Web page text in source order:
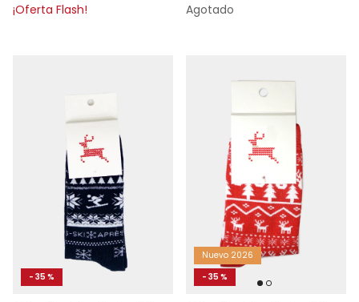
¡Oferta Flash!
Agotado
- 35 %
Nuevo 2026
- 35 %